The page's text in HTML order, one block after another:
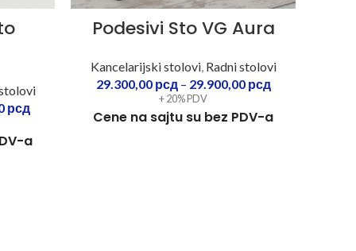
рсд
a
Podesivi Sto VG Aura
Kancelarijski stolovi, Radni stolovi
29.300,00 рсд– 29.900,00 рсд
+ 20% PDV
Cene na sajtu su bez PDV-a